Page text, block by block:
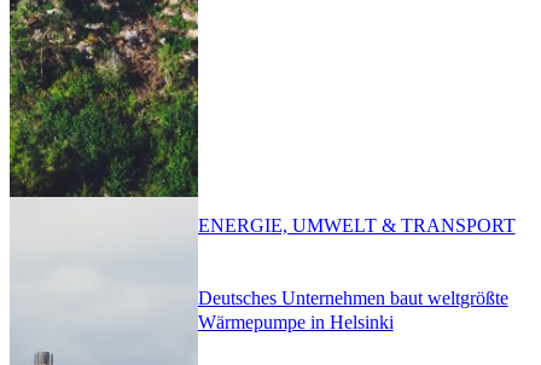
Deutsches Unternehmen baut weltgrößte
Wärmepumpe in Helsinki
ENERGIE, UMWELT & TRANSPORT